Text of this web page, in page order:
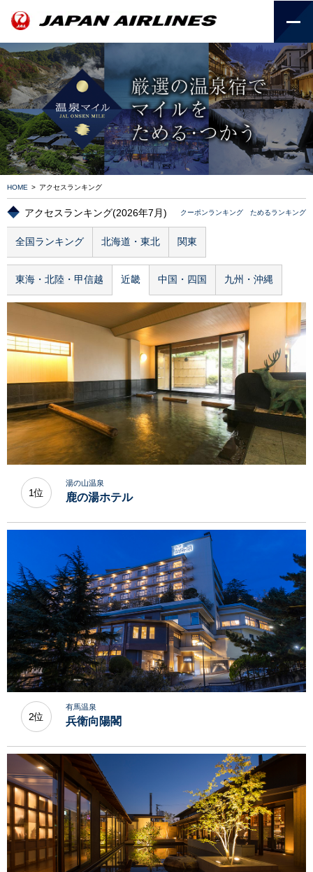
HOME > アクセスランキング
アクセスランキング(2026年7月) クーポンランキング ためるランキング
全国ランキング 北海道・東北 関東
東海・北陸・甲信越 近畿 中国・四国 九州・沖縄
1位
湯の山温泉
鹿の湯ホテル
2位
有馬温泉
兵衛向陽閣